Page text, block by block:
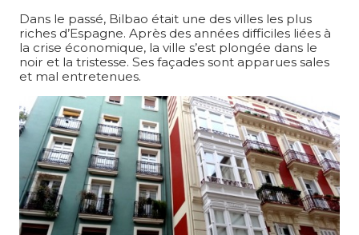
Dans le passé, Bilbao était une des villes les plus
riches d’Espagne. Après des années difficiles liées à
la crise économique, la ville s’est plongée dans le
noir et la tristesse. Ses façades sont apparues sales
et mal entretenues.